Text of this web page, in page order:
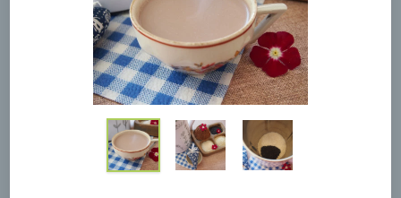
Brokolicová polievka so
syrom
00:25 Zobraziť